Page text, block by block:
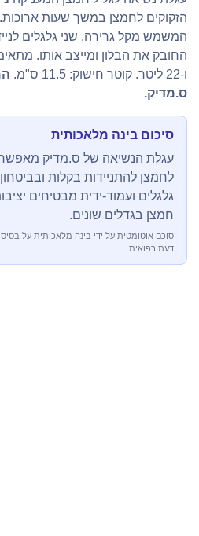
הזקוקים לחמצן במשך שעות
המשמש מקל גרירה, שני גלגלים
ו-22 ליטר. קוטר חישוק: 11.5 ס"מ.
ס.מדיק.
סיכום בינה מלאכותית
עגלת הנשיאה של ס.מדיק
לחמצן להתניידות בקלות
גלגלים ועמוד-ידית מבטיחים
חמצן בגדלים שונים.
סוכם אוטומטית על ידי בינה מלאכותית על
דעת רפואית.